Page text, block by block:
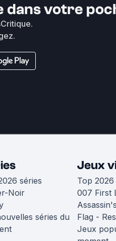
dans votre
séries
Noir
séries du
Jeux
Top
007 First
Flag -
Jeux